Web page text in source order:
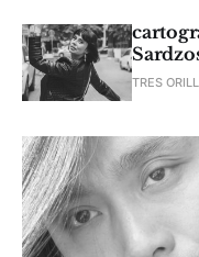
TRES